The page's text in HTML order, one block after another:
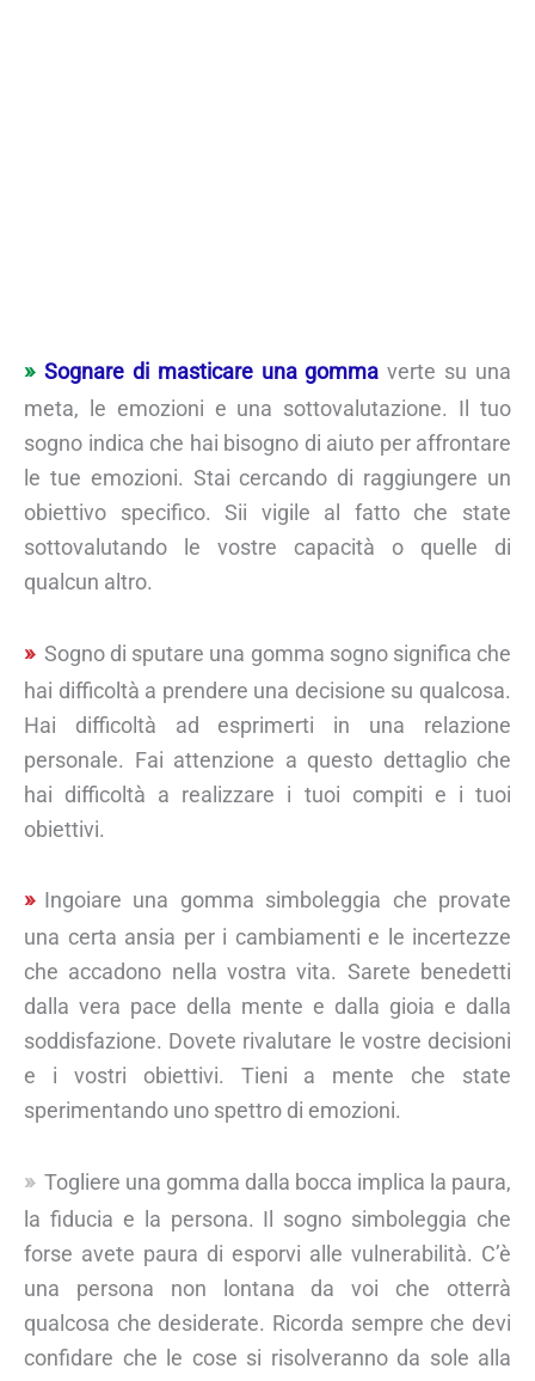
Sognare di masticare una gomma verte su una
meta, le emozioni e una sottovalutazione. Il tuo
sogno indica che hai bisogno di aiuto per affrontare
le tue emozioni. Stai cercando di raggiungere un
obiettivo specifico. Sii vigile al fatto che state
sottovalutando le vostre capacità o quelle di
qualcun altro.
Sogno di sputare una gomma sogno significa che
hai difficoltà a prendere una decisione su qualcosa.
Hai difficoltà ad esprimerti in una relazione
personale. Fai attenzione a questo dettaglio che
hai difficoltà a realizzare i tuoi compiti e i tuoi
obiettivi.
Ingoiare una gomma simboleggia che provate
una certa ansia per i cambiamenti e le incertezze
che accadono nella vostra vita. Sarete benedetti
dalla vera pace della mente e dalla gioia e dalla
soddisfazione. Dovete rivalutare le vostre decisioni
e i vostri obiettivi. Tieni a mente che state
sperimentando uno spettro di emozioni.
Togliere una gomma dalla bocca implica la paura,
la fiducia e la persona. Il sogno simboleggia che
forse avete paura di esporvi alle vulnerabilità. C’è
una persona non lontana da voi che otterrà
qualcosa che desiderate. Ricorda sempre che devi
confidare che le cose si risolveranno da sole alla